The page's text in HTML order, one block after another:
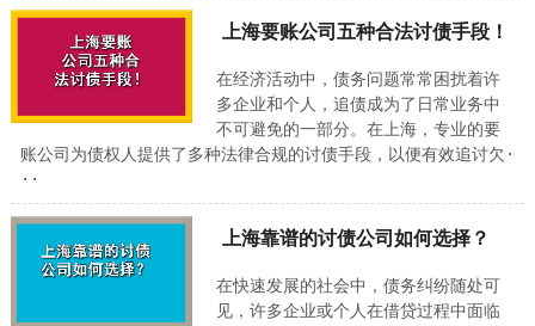
上海要账公司五种合法讨债手段！
在经济活动中，债务问题常常困扰着许
多企业和个人，追债成为了日常业务中
不可避免的一部分。在上海，专业的要
账公司为债权人提供了多种法律合规的讨债手段，以便有效追讨欠·
··
上海靠谱的讨债公司如何选择？
在快速发展的社会中，债务纠纷随处可
见，许多企业或个人在借贷过程中面临